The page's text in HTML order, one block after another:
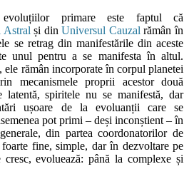
primare este faptul că
Astral și dinUniversul Cauzal rămân în
se retrag din manifestările din aceste
unul pentru a se manifesta în altul.
rămân incorporate în corpul planetei
mecanismele proprii acestor două
latentă, spiritele nu se manifestă, dar
ușoare de la evoluanții care se
pot primi – deși inconștient – în
din partea coordonatorilor de
fine, simple, dar în dezvoltare pe
cresc, evoluează: până la complexe și